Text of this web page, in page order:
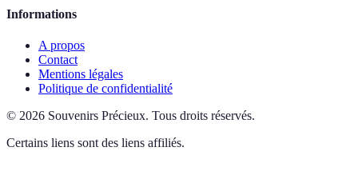
Informations
A propos
Contact
Mentions légales
Politique de confidentialité
© 2026 Souvenirs Précieux. Tous droits réservés.
Certains liens sont des liens affiliés.